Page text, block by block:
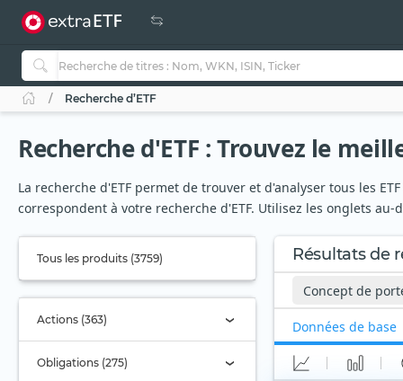
Recherche d’ETF
Recherche d'ETF : Trouvez le
La recherche d'ETF permet de trouver et d'analyser tous les
correspondent à votre recherche d'ETF. Utilisez les onglets
Tous les produits (3759)
Actions (363)
Obligations (275)
Résultats de
Concept de
Données de base